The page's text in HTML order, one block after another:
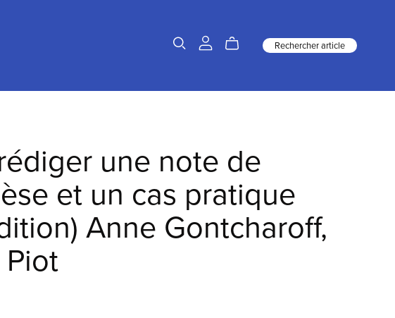
Rechercher article
une note de
et un cas pratique
Anne Gontcharoff,